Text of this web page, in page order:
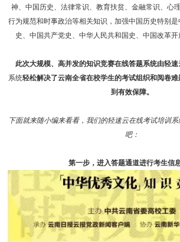
神、中国历史、法律常识、教育扶贫、金融常识、心
行为规范和时事政治等相关知识，加强中国历史特别
史、中国共产党史、中华人民共和国史、中国改革开
此次大规模、高并发的知识竞赛在线答题系统由轻速
系统轻松解决了云南全省在校学生的考试组织和阅卷
到有效保障。
下面就来随小编来看看，我们的轻速云在线考试培训
吧：
第一步，进入答题通道进行考生信